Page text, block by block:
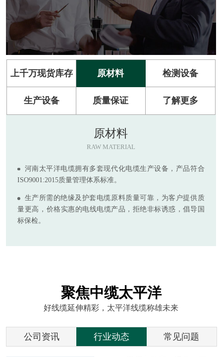
上千万现货库存 原材料 检测设备
生产设备 质量保证 了解更多
原材料
RAW MATERIAL
河南太平洋电缆拥有多套现代化电缆生产设备，产品符合
ISO9001:2015质量管理体系标准。
生产所需的绝缘及护套电缆原料质量可靠，为客户提供质
量更高，价格实惠的电线电缆产品，拒绝非标诱惑，倡导国
标保检。
聚焦中缆太平洋
好线缆延伸精彩，太平洋线缆称雄未来
公司资讯 行业动态 常见问题